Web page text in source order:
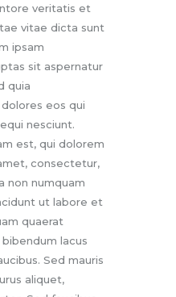
veritatis et
vitae dicta sunt
ipsam
sit aspernatur
quia
eos qui
nesciunt.
est, qui dolorem
consectetur,
non numquam
ut labore et
quaerat
lacus
Sed mauris
aliquet,